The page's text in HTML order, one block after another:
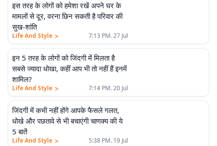
इस तरह के लोगों को हमेशा रखें अपने घर के
मामलों से दूर, वरना छिन सकती है परिवार की
सुख-शांति
Life And Style > 7:13 PM. 27 Jul
इन 5 तरह के लोगों को जिंदगी में मिलता है
सबसे ज्यादा धोखा, कहीं आप भी तो नहीं हैं इनमें
शामिल?
Life And Style > 7:14 PM. 20 Jul
जिंदगी में कभी नहीं होंगे आपके फैसले गलत,
धोखे और पछतावे से भी बचाएंगी चाणक्य की ये
5 बातें
Life And Style > 5:38 PM. 19 Jul